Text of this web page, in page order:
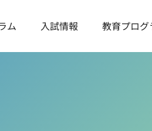
ム 入試情報 教育プログ